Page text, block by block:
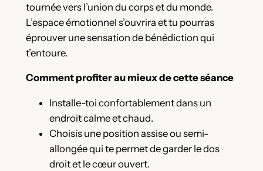
tournée vers l’union du corps et du monde.
L’espace émotionnel s’ouvrira et tu pourras
éprouver une sensation de bénédiction qui
t’entoure.
Comment profiter au mieux de cette séance
Installe-toi confortablement dans un
endroit calme et chaud.
Choisis une position assise ou semi-
allongée qui te permet de garder le dos
droit et le cœur ouvert.